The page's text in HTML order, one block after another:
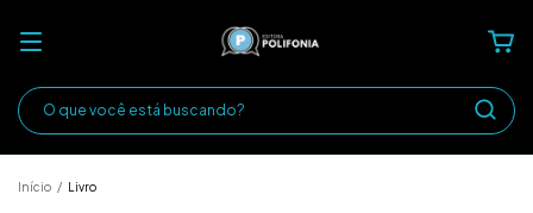
Início / Livro